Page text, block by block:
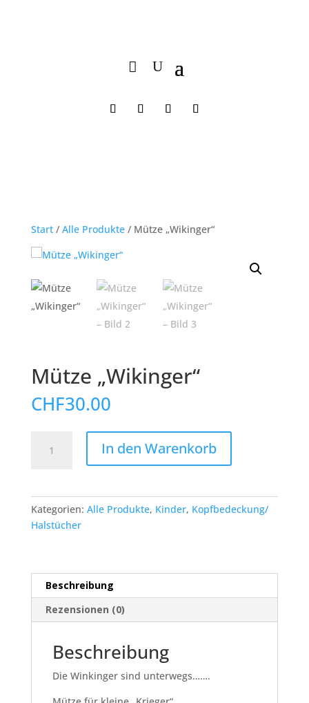
Start/ Alle Produkte/ Mütze „Wikinger“
Mütze „Wikinger“
CHF30.00
„Wikinger“
In den Warenkorb
Kategorien: Alle Produkte, Kinder, Kopfbedeckung/
Halstücher
Beschreibung
Rezensionen (0)
Beschreibung
Die Winkinger sind unterwegs…….